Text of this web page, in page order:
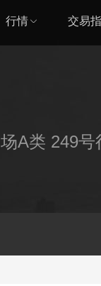
行情 交易
A类 249